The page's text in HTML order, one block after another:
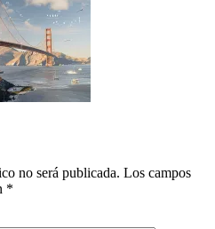
no será publicada. Los campos
*